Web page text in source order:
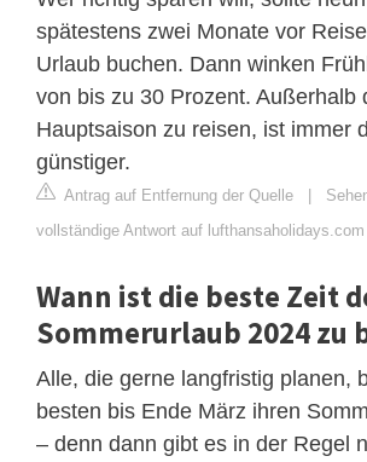
spätestens zwei Monate vor
Urlaub buchen. Dann winken
von bis zu 30 Prozent. Außerhalb
Hauptsaison zu reisen, ist immer
günstiger.
Antrag auf Entfernung der Quelle |
vollständige Antwort auf
Wann ist die beste Zeit
Sommerurlaub 2024 zu
Alle, die gerne langfristig planen,
besten bis Ende März ihren
– denn dann gibt es in der Regel